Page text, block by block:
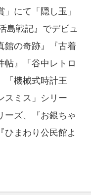
にて「隠し玉」
島戦記』でデビュ
館の奇跡』『古着
帖』「谷中レトロ
「機械式時計王
スミス」シリー
ーズ、『お銀ちゃ
ひまわり公民館よ